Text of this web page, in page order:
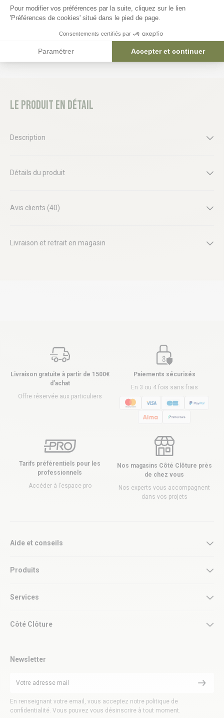
31,50 € 21,30 €
Le produit en détail
Description
Détails du produit
Avis clients (40)
Livraison et retrait en magasin
Livraison gratuite à partir de 1500€
d’achat
Offre réservée aux particuliers
Paiements sécurisés
En 3 ou 4 fois sans frais
Tarifs préférentiels pour les
professionnels
Accéder à l’espace pro
Nos magasins Côté Clôture près
de chez vous
Nos experts vous accompagnent
dans vos projets
Aide et conseils
Produits
Services
Côté Clôture
Newsletter
En renseignant votre email, vous acceptez notre politique de
confidentialité. Vous pouvez vous désinscrire à tout moment.
Pour modifier vos préférences par la suite, cliquez sur le lien
'Préférences de cookies' situé dans le pied de page.
Consentements certifiés par
Paramétrer Accepter et continuer